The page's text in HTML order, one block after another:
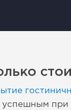
успешным при